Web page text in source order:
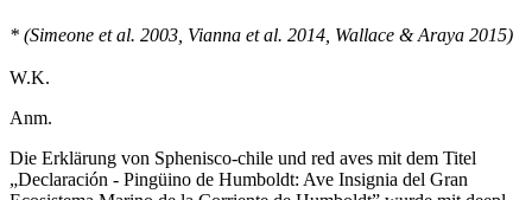
* (Simeone et al. 2003, Vianna et al. 2014, Wallace & Araya 2015)
W.K.
Anm.
Die Erklärung von Sphenisco-chile und red aves mit dem Titel
„Declaración - Pingüino de Humboldt: Ave Insignia del Gran